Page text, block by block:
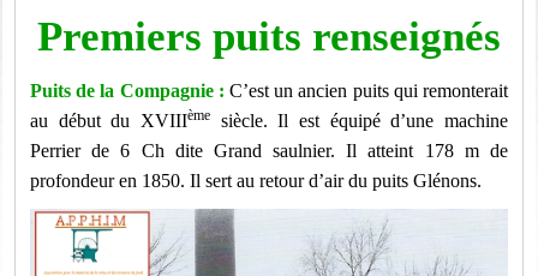
Premiers puits renseignés
Puits de la Compagnie : C’est un ancien puits qui remonterait
au début du XVIIIème siècle. Il est équipé d’une machine
Perrier de 6 Ch dite Grand saulnier. Il atteint 178 m de
profondeur en 1850. Il sert au retour d’air du puits Glénons.